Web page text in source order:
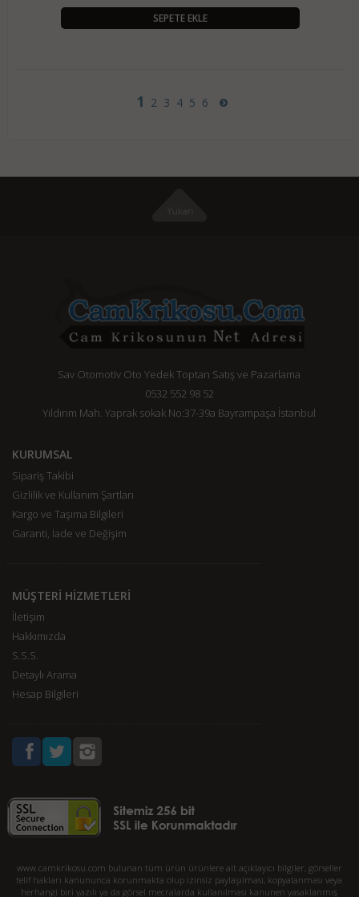
SEPETE EKLE
1 2 3 4 5 6
Sav Otomotiv Oto Yedek Toptan Satış ve Pazarlama
0532 552 98 52
Yıldırım Mah. Yaprak sokak No:37-39a Bayrampaşa İstanbul
KURUMSAL
Sipariş Takibi
Gizlilik ve Kullanım Şartları
Kargo ve Taşıma Bilgileri
Garanti, İade ve Değişim
MÜŞTERİ HİZMETLERİ
İletişim
Hakkımızda
S.S.S.
Detaylı Arama
Hesap Bilgileri
www.camkrikosu.com bulunan tüm ürün ürünlere ait açıklayıcı bilgiler, görseller
telif hakları kanununca korunmakta olup izinsiz paylaşılması, kopyalanması veya
herhangi biri yazılı ya da görsel mecralarda kullanılması kanunen yasaklanmış